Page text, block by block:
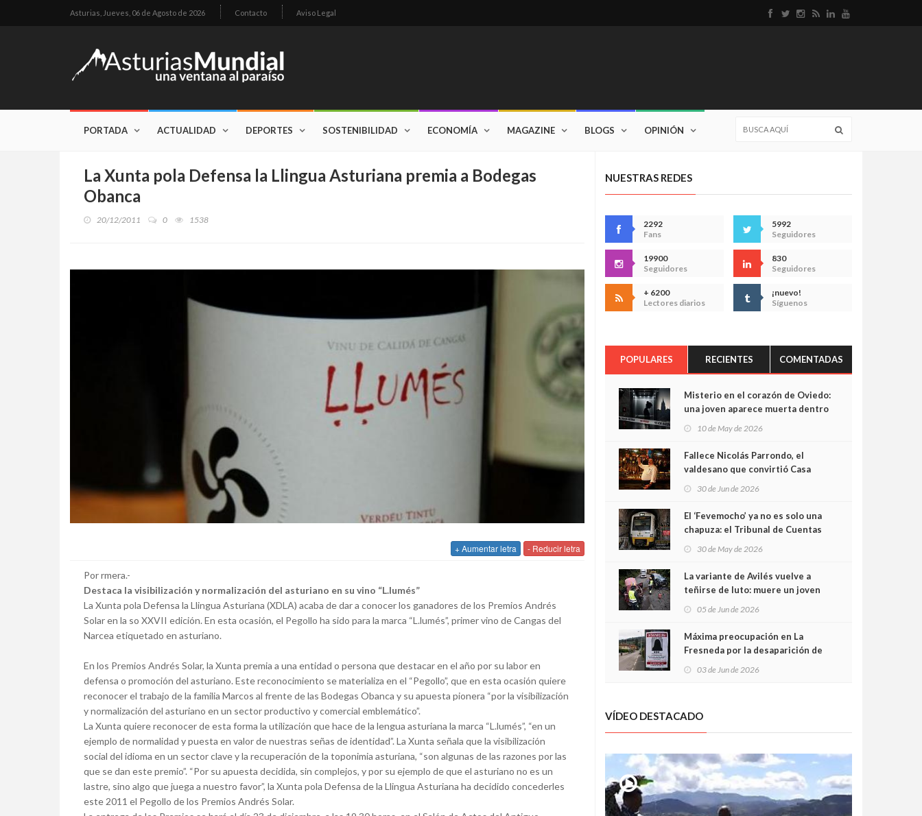
Asturias, Jueves, 06 de Agosto de 2026 Contacto Aviso Legal
PORTADA ACTUALIDAD DEPORTES SOSTENIBILIDAD ECONOMÍA MAGAZINE BLOGS OPINIÓN
La Xunta pola Defensa la Llingua Asturiana premia a Bodegas
Obanca
20/12/2011 0 1538
+ Aumentar letra - Reducir letra
Por rmera.-
Destaca la visibilización y normalización del asturiano en su vino “L.lumés”
La Xunta pola Defensa la Llingua Asturiana (XDLA) acaba de dar a conocer los ganadores de los Premios Andrés
Solar en la so XXVII edición. En esta ocasión, el Pegollo ha sido para la marca “L.lumés”, primer vino de Cangas del
Narcea etiquetado en asturiano.
En los Premios Andrés Solar, la Xunta premia a una entidad o persona que destacar en el año por su labor en
defensa o promoción del asturiano. Este reconocimiento se materializa en el “Pegollo”, que en esta ocasión quiere
reconocer el trabajo de la familia Marcos al frente de las Bodegas Obanca y su apuesta pionera “por la visibilización
y normalización del asturiano en un sector productivo y comercial emblemático”.
La Xunta quiere reconocer de esta forma la utilización que hace de la lengua asturiana la marca “L.lumés”, “en un
ejemplo de normalidad y puesta en valor de nuestras señas de identidad”. La Xunta señala que la visibilización
social del idioma en un sector clave y la recuperación de la toponimia asturiana, “son algunas de las razones por las
que se dan este premio”. “Por su apuesta decidida, sin complejos, y por su ejemplo de que el asturiano no es un
lastre, sino algo que juega a nuestro favor”, la Xunta pola Defensa de la Llingua Asturiana ha decidido concederles
este 2011 el Pegollo de los Premios Andrés Solar.
NUESTRAS REDES
2292
Fans
5992
Seguidores
19900
Seguidores
830
Seguidores
+ 6200
Lectores diarios
¡nuevo!
Síguenos
POPULARES RECIENTES COMENTADAS
Misterio en el corazón de Oviedo:
una joven aparece muerta dentro
cámaras captan sus últimos
minutos
10 de May de 2026
Fallece Nicolás Parrondo, el
valdesano que convirtió Casa
30 de Jun de 2026
El ‘Fevemocho’ ya no es solo una
chapuza: el Tribunal de Cuentas
sobrecoste de los trenes que no
cabían por los túneles
30 de May de 2026
La variante de Avilés vuelve a
teñirse de luto: muere un joven
05 de Jun de 2026
Máxima preocupación en La
Fresneda por la desaparición de
03 de Jun de 2026
VÍDEO DESTACADO